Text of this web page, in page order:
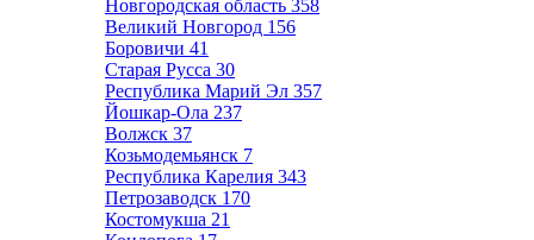
Новгородская область 358
Великий Новгород 156
Боровичи 41
Старая Русса 30
Республика Марий Эл 357
Йошкар-Ола 237
Волжск 37
Козьмодемьянск 7
Республика Карелия 343
Петрозаводск 170
Костомукша 21